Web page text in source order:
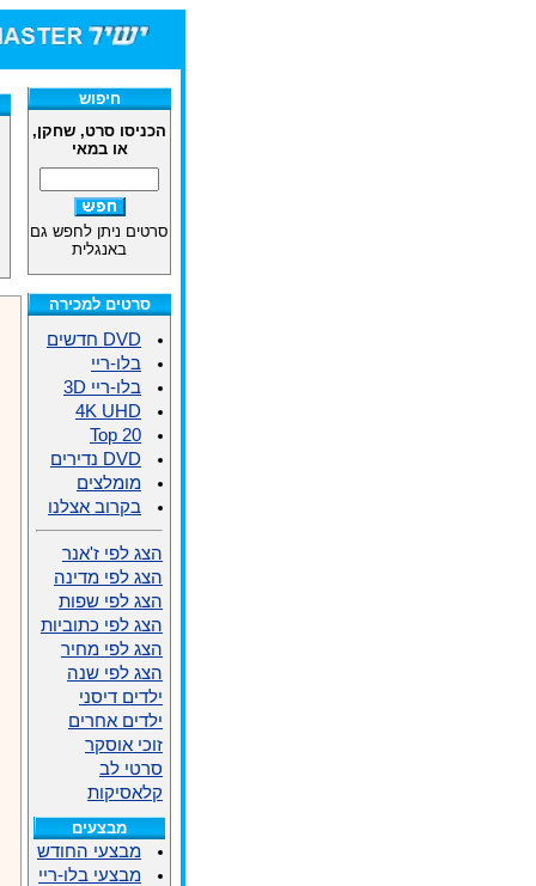
חיפוש
הכניסו סרט, שחקן,
או במאי
סרטים ניתן לחפש גם
באנגלית
סרטים למכירה
DVD חדשים
בלו-ריי
בלו-ריי 3D
4K UHD
Top 20
DVD נדירים
מומלצים
בקרוב אצלנו
הצג לפי ז'אנר
הצג לפי מדינה
הצג לפי שפות
הצג לפי כתוביות
הצג לפי מחיר
הצג לפי שנה
ילדים דיסני
ילדים אחרים
זוכי אוסקר
סרטי לב
קלאסיקות
מבצעים
מבצעי החודש
מבצעי בלו-ריי